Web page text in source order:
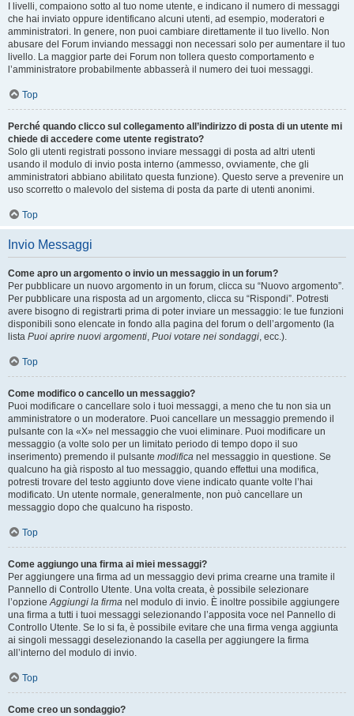
I livelli, compaiono sotto al tuo nome utente, e indicano il numero di messaggi
che hai inviato oppure identificano alcuni utenti, ad esempio, moderatori e
amministratori. In genere, non puoi cambiare direttamente il tuo livello. Non
abusare del Forum inviando messaggi non necessari solo per aumentare il tuo
livello. La maggior parte dei Forum non tollera questo comportamento e
l’amministratore probabilmente abbasserà il numero dei tuoi messaggi.
Top
Perché quando clicco sul collegamento all’indirizzo di posta di un utente mi
chiede di accedere come utente registrato?
Solo gli utenti registrati possono inviare messaggi di posta ad altri utenti
usando il modulo di invio posta interno (ammesso, ovviamente, che gli
amministratori abbiano abilitato questa funzione). Questo serve a prevenire un
uso scorretto o malevolo del sistema di posta da parte di utenti anonimi.
Top
Invio Messaggi
Come apro un argomento o invio un messaggio in un forum?
Per pubblicare un nuovo argomento in un forum, clicca su “Nuovo argomento”.
Per pubblicare una risposta ad un argomento, clicca su “Rispondi”. Potresti
avere bisogno di registrarti prima di poter inviare un messaggio: le tue funzioni
disponibili sono elencate in fondo alla pagina del forum o dell’argomento (la
lista Puoi aprire nuovi argomenti, Puoi votare nei sondaggi, ecc.).
Top
Come modifico o cancello un messaggio?
Puoi modificare o cancellare solo i tuoi messaggi, a meno che tu non sia un
amministratore o un moderatore. Puoi cancellare un messaggio premendo il
pulsante con la «X» nel messaggio che vuoi eliminare. Puoi modificare un
messaggio (a volte solo per un limitato periodo di tempo dopo il suo
inserimento) premendo il pulsante modifica nel messaggio in questione. Se
qualcuno ha già risposto al tuo messaggio, quando effettui una modifica,
potresti trovare del testo aggiunto dove viene indicato quante volte l’hai
modificato. Un utente normale, generalmente, non può cancellare un
messaggio dopo che qualcuno ha risposto.
Top
Come aggiungo una firma ai miei messaggi?
Per aggiungere una firma ad un messaggio devi prima crearne una tramite il
Pannello di Controllo Utente. Una volta creata, è possibile selezionare
l’opzioneAggiungi la firma nel modulo di invio. È inoltre possibile aggiungere
una firma a tutti i tuoi messaggi selezionando l’apposita voce nel Pannello di
Controllo Utente. Se lo si fa, è possibile evitare che una firma venga aggiunta
ai singoli messaggi deselezionando la casella per aggiungere la firma
all’interno del modulo di invio.
Top
Come creo un sondaggio?